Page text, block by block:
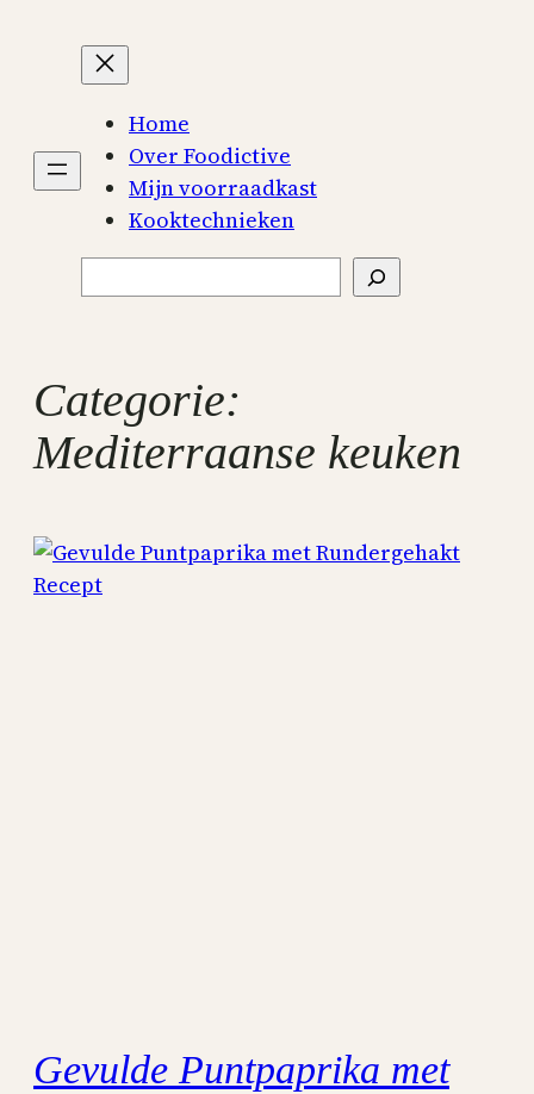
Home
Over Foodictive
Mijn voorraadkast
Kooktechnieken
Categorie:
Mediterraanse keuken
Gevulde Puntpaprika met